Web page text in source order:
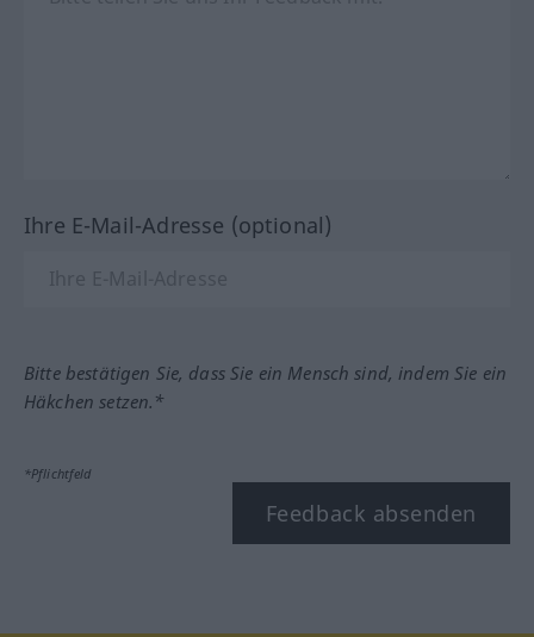
Ihre E-Mail-Adresse (optional)
Bitte bestätigen Sie, dass Sie ein Mensch sind, indem Sie ein
Häkchen setzen.*
*Pflichtfeld
Feedback absenden